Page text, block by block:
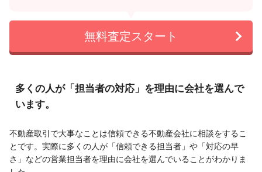
無料査定スタート
多くの人が「担当者の対応」を理由に会社を選んで
います。
不動産取引で大事なことは信頼できる不動産会社に相談をするこ
とです。実際に多くの人が「信頼できる担当者」や「対応の早
さ」などの営業担当者を理由に会社を選んでいることがわかりま